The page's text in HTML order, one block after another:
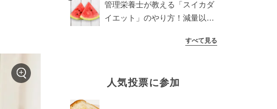
厳選
管理栄養士が教える「スイカダ
イエット」のやり方！減量以外
すべて見る
人気投票に参加